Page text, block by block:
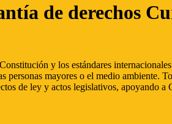
de derechos
y los estándares
mayores o el medio ambiente.
de ley y actos legislativos, apoyando